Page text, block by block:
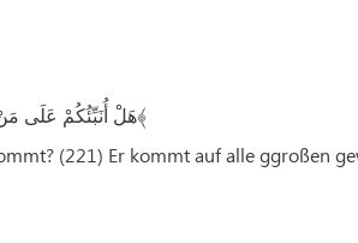
هَلْ أُنَبِّئُکُمْ عَلَى مَنْ تَنَزَّلُ الشَّیَاطِینُ ﴿۲۲۱﴾ تَنَزَّلُ عَلَى کُلِّ أَفَّاکٍ أَثِیمٍ ﴿۲۲۲﴾
(221) Er kommt auf alle ggroßen